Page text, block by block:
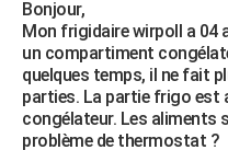
Essais
Réserver un essai
Citadines
Berlines
SUV
Forum auto
+HIGH-TECH
Mobiles
Meilleur smartphone
Internet
Ordinateurs
Jeux vidéo
Guide high-tech
+BRICOLAGE
Forum
Aménagement intérieur
Extérieur
Cuisine
Salle de bains
Jardinage
Rangement
WEEK-END
Bonjour,
Mon frigidaire wirpoll a 04
un compartiment
quelques temps, il ne fait
parties. La partie frigo est
congélateur. Les aliments
problème de thermostat ?